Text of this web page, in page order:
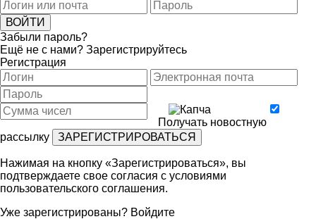
Забыли пароль?
Ещё не с нами? Зарегистрируйтесь
Регистрация
Получать новостную
рассылку
Нажимая на кнопку «Зарегистрироваться», вы
подтверждаете свое согласия с условиями
пользовательского соглашения.
Уже зарегистрированы? Войдите